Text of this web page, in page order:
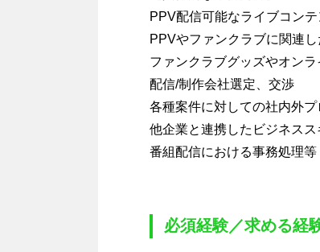
PPV配信可能なライブコン
PPVやファンクラブに関連
ファンクラブグッズやオン
配信/制作会社選定、交渉
各種案件に対しての社内外
他企業と連携したビジネス
番組配信における事務処理等
必須経験／求める経